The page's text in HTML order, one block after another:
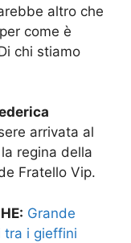
altro che
come è
chi stiamo
arrivata al
regina della
Fratello Vip.
Grande
tra i gieffini